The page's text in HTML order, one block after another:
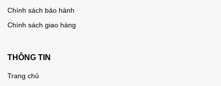
Chính sách bảo hành
Chính sách giao hàng
THÔNG TIN
Trang chủ